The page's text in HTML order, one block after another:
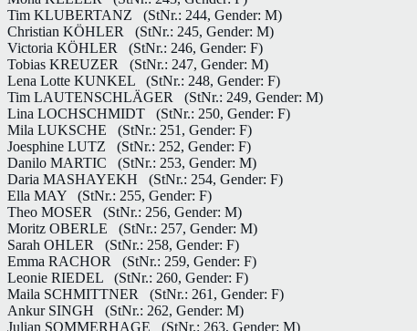
Tim KLUBERTANZ
(StNr.: 244, Gender: M)
Christian KÖHLER
(StNr.: 245, Gender: M)
Victoria KÖHLER
(StNr.: 246, Gender: F)
Tobias KREUZER
(StNr.: 247, Gender: M)
Lena Lotte KUNKEL
(StNr.: 248, Gender: F)
Tim LAUTENSCHLÄGER
(StNr.: 249, Gender: M)
Lina LOCHSCHMIDT
(StNr.: 250, Gender: F)
Mila LUKSCHE
(StNr.: 251, Gender: F)
Joesphine LUTZ
(StNr.: 252, Gender: F)
Danilo MARTIC
(StNr.: 253, Gender: M)
Daria MASHAYEKH
(StNr.: 254, Gender: F)
Ella MAY
(StNr.: 255, Gender: F)
Theo MOSER
(StNr.: 256, Gender: M)
Moritz OBERLE
(StNr.: 257, Gender: M)
Sarah OHLER
(StNr.: 258, Gender: F)
Emma RACHOR
(StNr.: 259, Gender: F)
Leonie RIEDEL
(StNr.: 260, Gender: F)
Maila SCHMITTNER
(StNr.: 261, Gender: F)
Ankur SINGH
(StNr.: 262, Gender: M)
Julian SOMMERHAGE
(StNr.: 263, Gender: M)